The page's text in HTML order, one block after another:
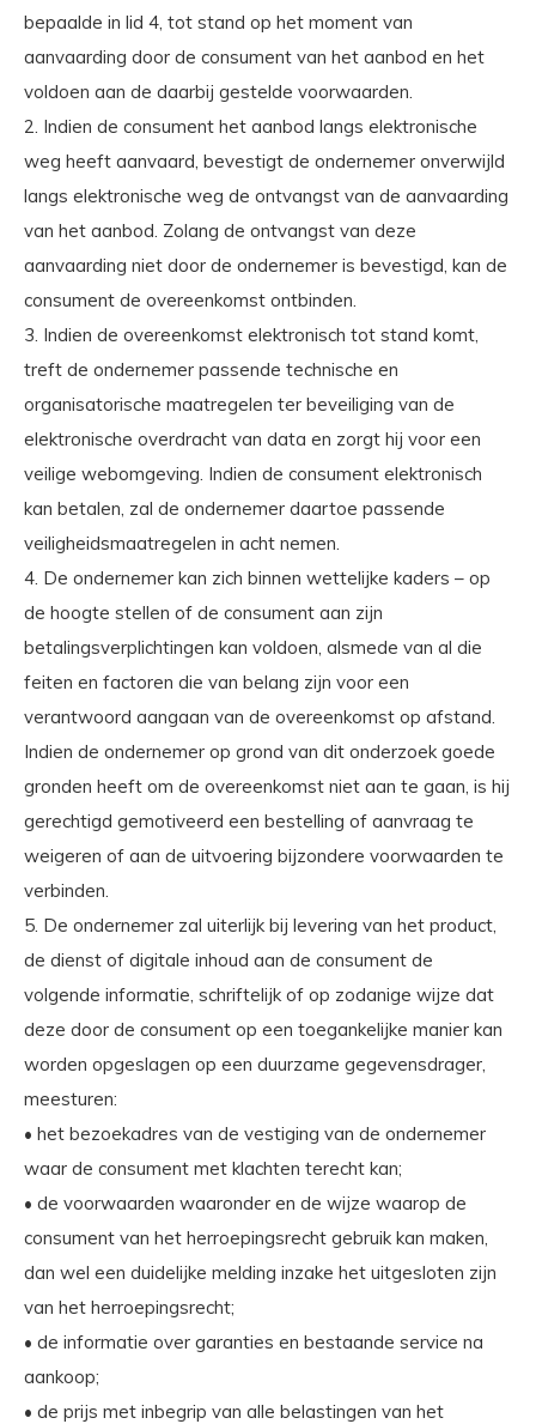
bepaalde in lid 4, tot stand op het moment van
aanvaarding door de consument van het aanbod en het
voldoen aan de daarbij gestelde voorwaarden.
2. Indien de consument het aanbod langs elektronische
weg heeft aanvaard, bevestigt de ondernemer onverwijld
langs elektronische weg de ontvangst van de aanvaarding
van het aanbod. Zolang de ontvangst van deze
aanvaarding niet door de ondernemer is bevestigd, kan de
consument de overeenkomst ontbinden.
3. Indien de overeenkomst elektronisch tot stand komt,
treft de ondernemer passende technische en
organisatorische maatregelen ter beveiliging van de
elektronische overdracht van data en zorgt hij voor een
veilige webomgeving. Indien de consument elektronisch
kan betalen, zal de ondernemer daartoe passende
veiligheidsmaatregelen in acht nemen.
4. De ondernemer kan zich binnen wettelijke kaders – op
de hoogte stellen of de consument aan zijn
betalingsverplichtingen kan voldoen, alsmede van al die
feiten en factoren die van belang zijn voor een
verantwoord aangaan van de overeenkomst op afstand.
Indien de ondernemer op grond van dit onderzoek goede
gronden heeft om de overeenkomst niet aan te gaan, is hij
gerechtigd gemotiveerd een bestelling of aanvraag te
weigeren of aan de uitvoering bijzondere voorwaarden te
verbinden.
5. De ondernemer zal uiterlijk bij levering van het product,
de dienst of digitale inhoud aan de consument de
volgende informatie, schriftelijk of op zodanige wijze dat
deze door de consument op een toegankelijke manier kan
worden opgeslagen op een duurzame gegevensdrager,
meesturen:
• het bezoekadres van de vestiging van de ondernemer
waar de consument met klachten terecht kan;
• de voorwaarden waaronder en de wijze waarop de
consument van het herroepingsrecht gebruik kan maken,
dan wel een duidelijke melding inzake het uitgesloten zijn
van het herroepingsrecht;
• de informatie over garanties en bestaande service na
aankoop;
• de prijs met inbegrip van alle belastingen van het